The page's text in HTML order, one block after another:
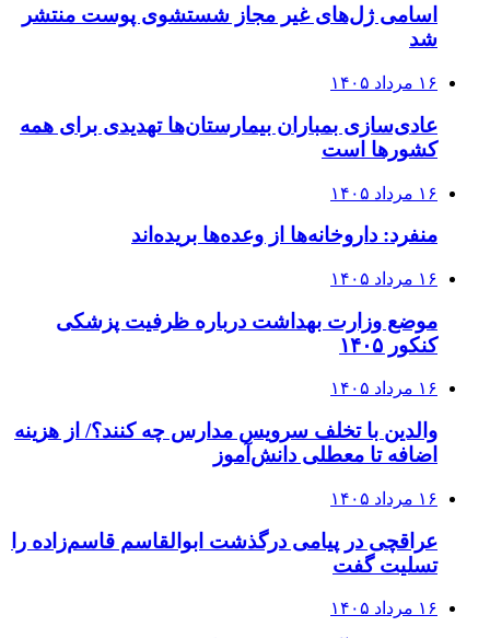
اسامی ژل‌های غیر مجاز شستشوی پوست منتشر
شد
۱۶ مرداد ۱۴۰۵
عادی‌سازی بمباران بیمارستان‌ها تهدیدی برای همه
کشورها است
۱۶ مرداد ۱۴۰۵
منفرد: داروخانه‌ها از وعده‌ها بریده‌اند
۱۶ مرداد ۱۴۰۵
موضع وزارت بهداشت درباره ظرفیت پزشکی
کنکور ۱۴۰۵
۱۶ مرداد ۱۴۰۵
والدین با تخلف سرویس مدارس چه کنند؟/ از هزینه
اضافه تا معطلی دانش‌آموز
۱۶ مرداد ۱۴۰۵
عراقچی در پیامی درگذشت ابوالقاسم قاسم‌زاده را
تسلیت گفت
۱۶ مرداد ۱۴۰۵